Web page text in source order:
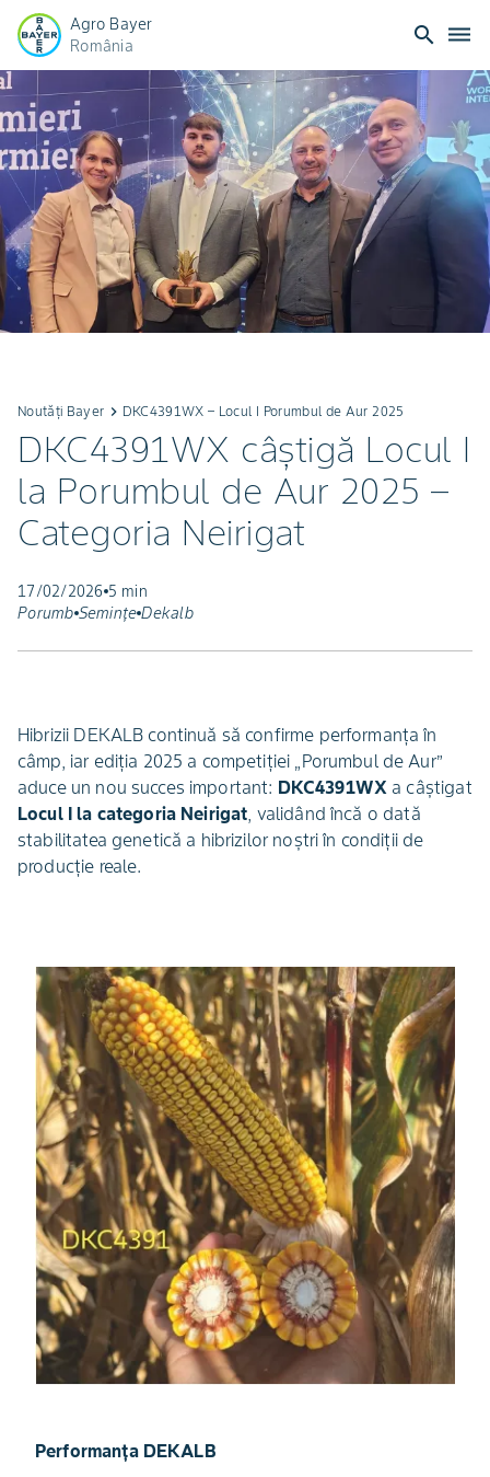
Agro Bayer
România
search dehaze
Noutăți Bayer keyboard_arrow_right DKC4391WX – Locul I Porumbul de Aur 2025
DKC4391WX câștigă Locul I
la Porumbul de Aur 2025 –
Categoria Neirigat
17/02/2026 5 min
Porumb Semințe Dekalb
Hibrizii DEKALB continuă să confirme performanța în
câmp, iar ediția 2025 a competiției „Porumbul de Aur”
aduce un nou succes important: DKC4391WX a câștigat
Locul I la categoria Neirigat, validând încă o dată
stabilitatea genetică a hibrizilor noștri în condiții de
producție reale.
Performanța DEKALB